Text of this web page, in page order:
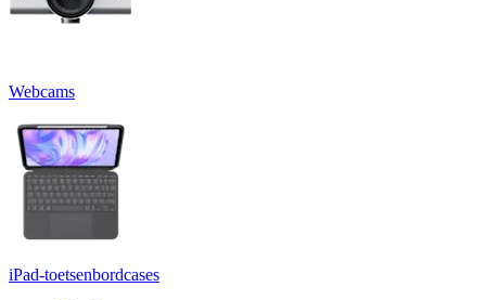
Webcams
iPad-toetsenbordcases